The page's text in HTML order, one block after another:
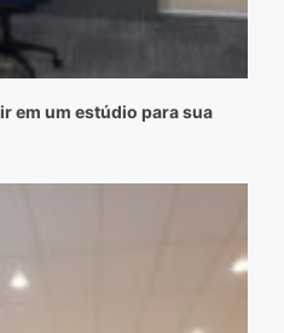
em um estúdio para sua